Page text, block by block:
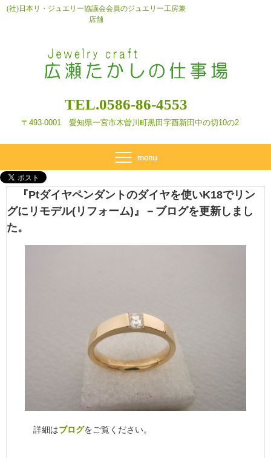
(社)日本リ・ジュエリー協議会会員のジュエリー工房兼
店舗
TEL.0586-86-4553
〒493-0001 愛知県一宮市木曽川町黒田字酉新田 中の切10の2
『Ptダイヤペンダントのダイヤを使いK18でリン
グにリモデル(リフォーム)』－ブログを更新しまし
た。
詳細はブログをご覧ください。